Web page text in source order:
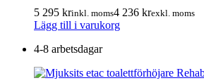
alternativen
kan
på
5 295 krinkl. moms4 236 krexkl. moms
Lägg till i varukorg
4-8 arbetsdagar